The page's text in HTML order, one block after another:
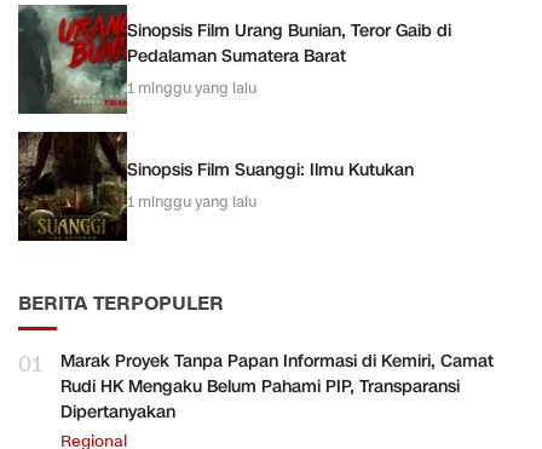
Sinopsis Film Urang Bunian, Teror Gaib di
Pedalaman Sumatera Barat
1 minggu yang lalu
Sinopsis Film Suanggi: Ilmu Kutukan
1 minggu yang lalu
BERITA TERPOPULER
01
Marak Proyek Tanpa Papan Informasi di Kemiri, Camat
Rudi HK Mengaku Belum Pahami PIP, Transparansi
Dipertanyakan
Regional